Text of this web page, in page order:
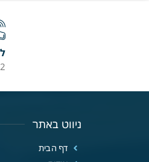
ניווט באתר
דף הבית